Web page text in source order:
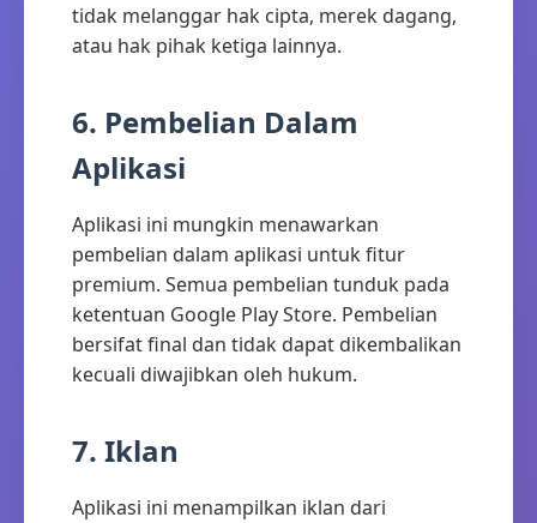
tidak melanggar hak cipta, merek dagang,
atau hak pihak ketiga lainnya.
6. Pembelian Dalam
Aplikasi
Aplikasi ini mungkin menawarkan
pembelian dalam aplikasi untuk fitur
premium. Semua pembelian tunduk pada
ketentuan Google Play Store. Pembelian
bersifat final dan tidak dapat dikembalikan
kecuali diwajibkan oleh hukum.
7. Iklan
Aplikasi ini menampilkan iklan dari